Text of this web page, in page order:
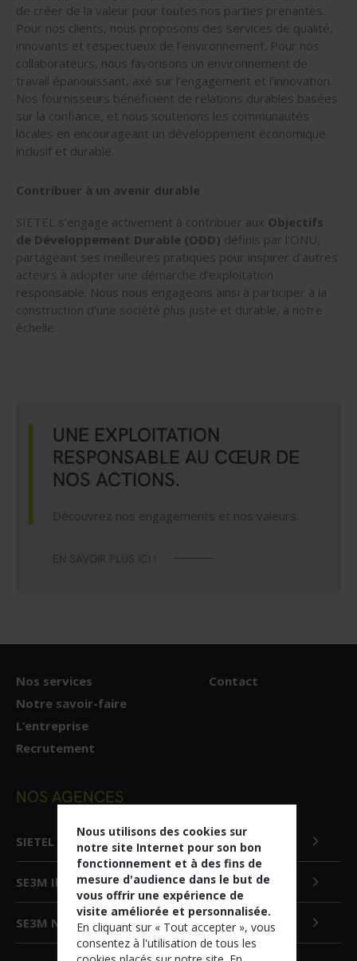
de créer de la valeur pour toutes nos parties prenantes.
Pour nos clients, nous proposons des services de qualité,
innovants et respectueux de l’environnement. Pour nos
collaborateurs, nous favorisons un environnement de
travail épanouissant, axé sur l’engagement et l’innovation.
Nos fournisseurs bénéficient de relations durables basées
sur la confiance, et nous soutenons les communautés
locales en encourageant un développement économique
inclusif et durable.
Contribuer à un avenir durable
SIETEL s’engage activement à contribuer aux Objectifs
de Développement Durable (ODD) définis par l’ONU,
partageant ses meilleures pratiques pour inspirer d’autres
acteurs à adopter une démarche d’exploitation
responsable. Nous nous engageons ainsi à participer à la
construction d’une société plus juste et durable, à notre
échelle.
UNE EXPLOITATION
RESPONSABLE AU CŒUR DE
NOS ACTIONS.
Découvrez nos engagements et nos valeurs.
EN SAVOIR PLUS ICI !
Nos services
Notre savoir-faire
L’entreprise
Recrutement
Contact
NOS AGENCES
SIETEL Nouvelle Aquitaine
contact@sietel.fr
SE3M Ile-de-France
contact@se3m.fr
SE3M Nouvelle Aquitaine
Nous utilisons des cookies sur
notre site Internet pour son bon
fonctionnement et à des fins de
mesure d'audience dans le but de
vous offrir une expérience de
visite améliorée et personnalisée.
En cliquant sur « Tout accepter », vous
consentez à l'utilisation de tous les